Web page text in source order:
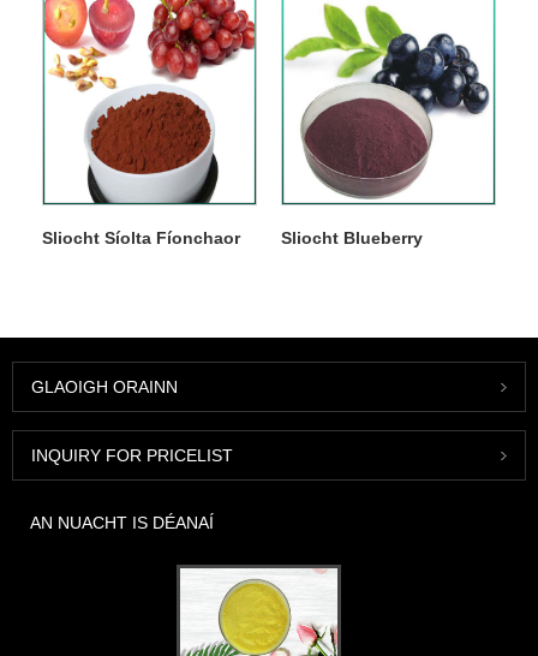
Sliocht Síolta Fíonchaor Sliocht Blueberry
GLAOIGH ORAINN
INQUIRY FOR PRICELIST
AN NUACHT IS DÉANAÍ